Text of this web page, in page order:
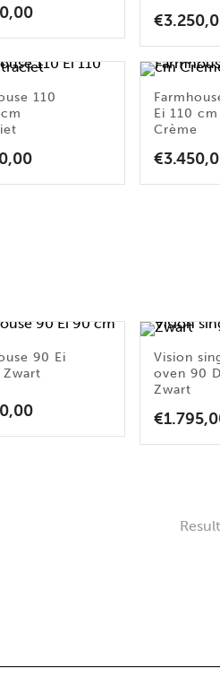
€
110
Ei 110 cm
Crème
€
90 Ei
Vision
oven 90
Zwart
€